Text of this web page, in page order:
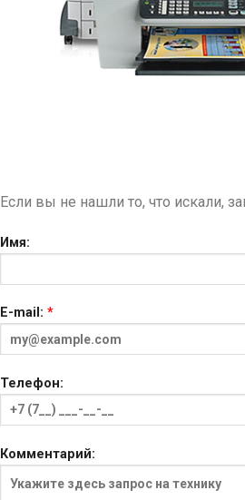
Если вы не нашли то, что искали,
Имя:
E-mail: *
Телефон:
Комментарий: